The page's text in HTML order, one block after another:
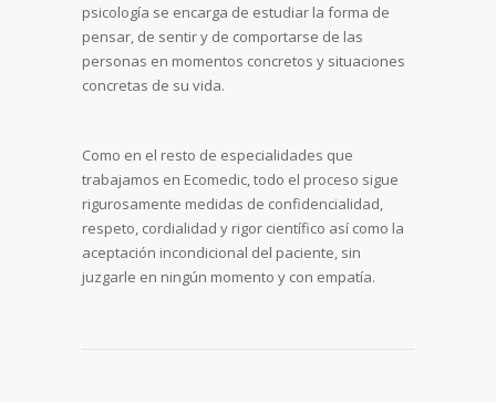
psicología se encarga de estudiar la forma de
pensar, de sentir y de comportarse de las
personas en momentos concretos y situaciones
concretas de su vida.
Como en el resto de especialidades que
trabajamos en Ecomedic, todo el proceso sigue
rigurosamente medidas de confidencialidad,
respeto, cordialidad y rigor científico así como la
aceptación incondicional del paciente, sin
juzgarle en ningún momento y con empatía.